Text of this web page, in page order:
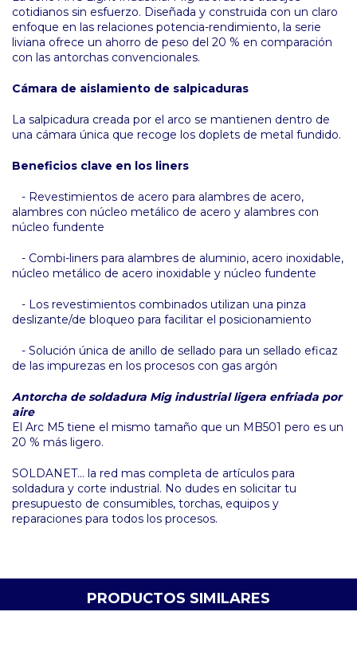
cotidianos sin esfuerzo. Diseñada y construida con un claro
enfoque en las relaciones potencia-rendimiento, la serie
liviana ofrece un ahorro de peso del 20 % en comparación
con las antorchas convencionales.
Cámara de aislamiento de salpicaduras
La salpicadura creada por el arco se mantienen dentro de
una cámara única que recoge los doplets de metal fundido.
Beneficios clave en los liners
- Revestimientos de acero para alambres de acero,
alambres con núcleo metálico de acero y alambres con
núcleo fundente
- Combi-liners para alambres de aluminio, acero inoxidable,
núcleo metálico de acero inoxidable y núcleo fundente
- Los revestimientos combinados utilizan una pinza
deslizante/de bloqueo para facilitar el posicionamiento
- Solución única de anillo de sellado para un sellado eficaz
de las impurezas en los procesos con gas argón
Antorcha de soldadura Mig industrial ligera enfriada por
aire
El Arc M5 tiene el mismo tamaño que un MB501 pero es un
20 % más ligero.
SOLDANET... la red mas completa de artículos para
soldadura y corte industrial. No dudes en solicitar tu
presupuesto de consumibles, torchas, equipos y
reparaciones para todos los procesos.
PRODUCTOS SIMILARES